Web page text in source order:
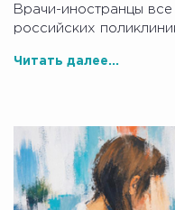
Врачи-иностранцы
российских
Читать далее...